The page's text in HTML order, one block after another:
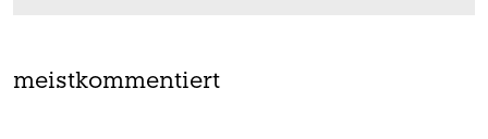
meistkommentiert